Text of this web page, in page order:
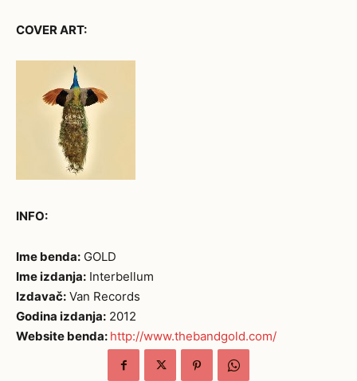
COVER ART:
INFO:
Ime benda: GOLD
Ime izdanja: Interbellum
Izdavač: Van Records
Godina izdanja: 2012
Website benda: http://www.thebandgold.com/